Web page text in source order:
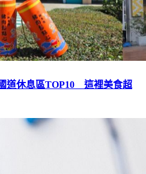
道休息區TOP10 這裡美食超